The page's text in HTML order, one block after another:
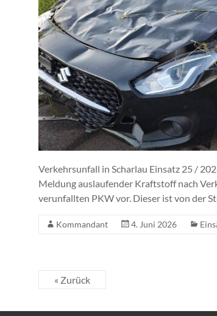
Verkehrsunfall in Scharlau Einsatz 25 /
Meldung auslaufender Kraftstoff nach
verunfallten PKW vor. Dieser ist von der
Kommandant 4. Juni 2026
« Zurück